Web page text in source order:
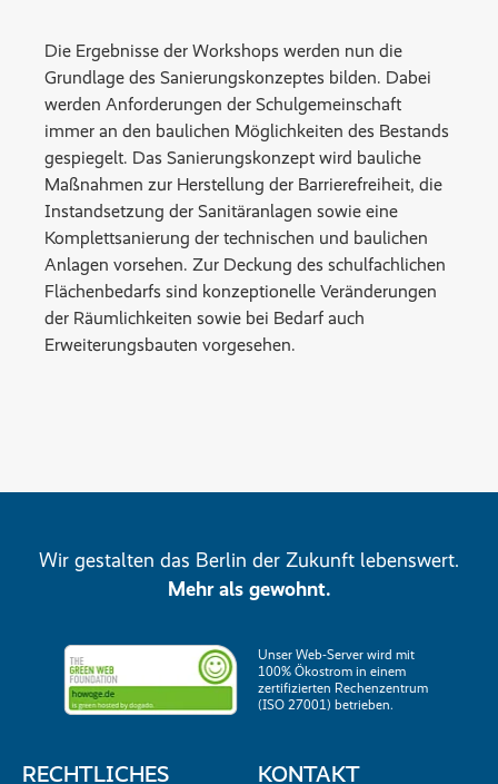
Die Ergebnisse der Workshops werden nun die
Grundlage des Sanierungskonzeptes bilden. Dabei
werden Anforderungen der Schulgemeinschaft
immer an den baulichen Möglichkeiten des Bestands
gespiegelt. Das Sanierungskonzept wird bauliche
Maßnahmen zur Herstellung der Barrierefreiheit, die
Instandsetzung der Sanitäranlagen sowie eine
Komplettsanierung der technischen und baulichen
Anlagen vorsehen. Zur Deckung des schulfachlichen
Flächenbedarfs sind konzeptionelle Veränderungen
der Räumlichkeiten sowie bei Bedarf auch
Erweiterungsbauten vorgesehen.
Wir gestalten das Berlin der Zukunft lebenswert.
Mehr als gewohnt.
Unser Web-Server wird mit
100% Ökostrom in einem
zertifizierten Rechenzentrum
(ISO 27001) betrieben.
RECHTLICHES KONTAKT